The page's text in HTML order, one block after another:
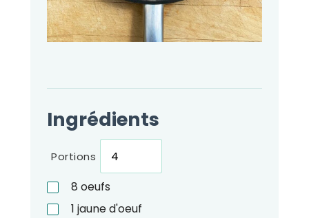
Ingrédients
Portions
8 oeufs
1 jaune d'oeuf